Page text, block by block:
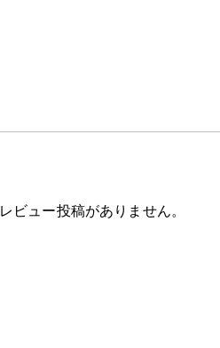
レビュー投稿がありません。